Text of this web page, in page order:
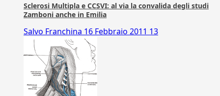
Sclerosi Multipla e CCSVI: al via la convalida degli studi
Zamboni anche in Emilia
Salvo Franchina 16 Febbraio 2011 13